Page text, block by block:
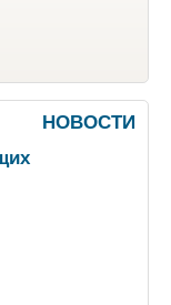
НОВОСТИ